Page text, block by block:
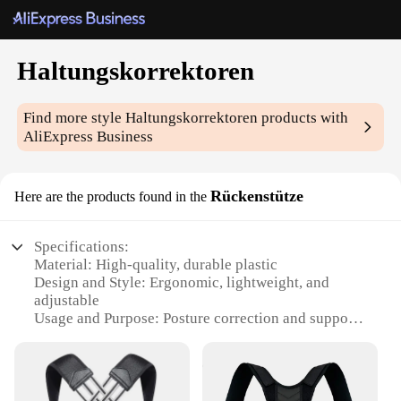
Haltungskorrektoren
Find more styleHaltungskorrektoren products with
AliExpress Business
Here are the products found in the Rückenstütze
Specifications:
Material: High-quality, durable plastic
Design and Style: Ergonomic, lightweight, and
adjustable
Usage and Purpose: Posture correction and support
Typical Adaptive Scenario: Suitable for various
activities, including work, exercise, and daily tasks
Shape or Size or Weight or Quantity: Available in